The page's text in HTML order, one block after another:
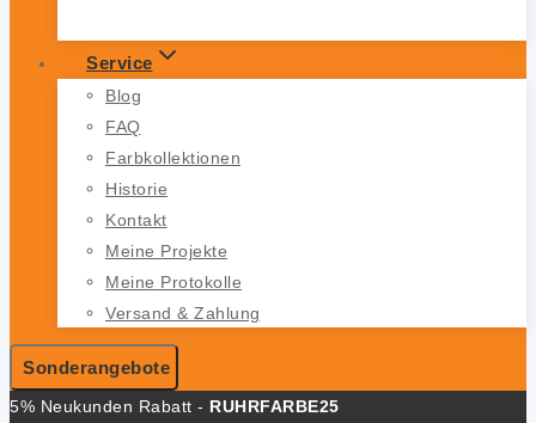
Service
Blog
FAQ
Farbkollektionen
Historie
Kontakt
Meine Projekte
Meine Protokolle
Versand & Zahlung
Sonderangebote
5% Neukunden Rabatt - RUHRFARBE25